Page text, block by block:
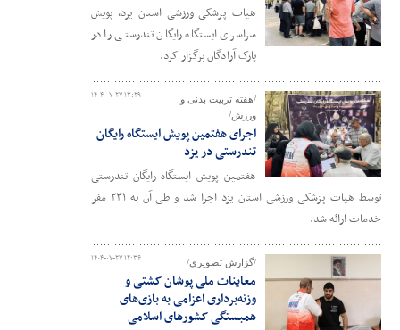
هیات پزشکی ورزشی استان یزد، پویش
سراسری ایستگاه رایگان تندرستی را در
پارک آزادگان برگزار کرد.
۱۴۰۴-۰۷-۲۷ ۱۳:۲۹
/هفته تربیت بدنی و
ورزش/
اجرای هفتمین پویش ایستگاه رایگان
تندرستی در یزد
هفتمین پویش ایستگاه رایگان تندرستی
توسط هیات پزشکی ورزشی استان یزد اجرا شد و طی آن به ۲۳۱ مفر
خدمات ارائه شد.
۱۴۰۴-۰۷-۲۷ ۱۲:۳۶ /گزارش تصویری/
معاینات ملی پوشان کشتی و
وزنه‌برداری اعزامی به بازی‌های
همبستگی کشورهای اسلامی